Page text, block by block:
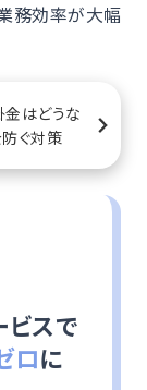
務効率が大幅
はどうな
ぐ対策
ビスで
ロに